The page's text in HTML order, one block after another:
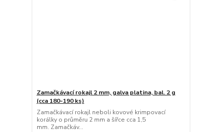
Zamačkávací rokajl 2 mm, galva platina, bal. 2 g
(cca 180-190 ks)
Zamačkávací rokajl neboli kovové krimpovací
korálky o průměru 2 mm a šířce cca 1,5
mm. Zamačkáv...